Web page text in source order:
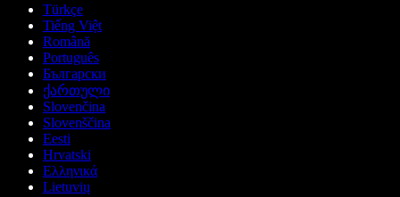
Türkçe
Tiếng Việt
Română
Português
Български
ქართული
Slovenčina
Slovenščina
Eesti
Hrvatski
Ελληνικά
Lietuvių